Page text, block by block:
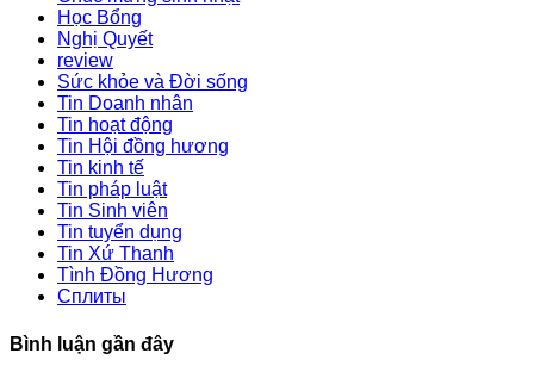
Học Bổng
Nghị Quyết
review
Sức khỏe và Đời sống
Tin Doanh nhân
Tin hoạt động
Tin Hội đồng hương
Tin kinh tế
Tin pháp luật
Tin Sinh viên
Tin tuyển dụng
Tin Xứ Thanh
Tình Đồng Hương
Сплиты
Bình luận gần đây